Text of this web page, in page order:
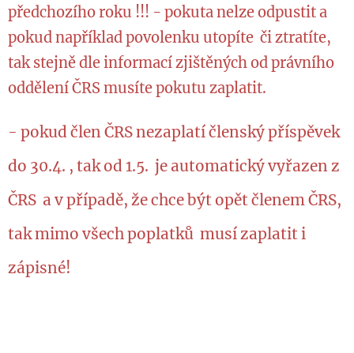
předchozího roku !!! - pokuta nelze odpustit a
pokud například povolenku utopíte či ztratíte,
tak stejně dle informací zjištěných od právního
oddělení ČRS musíte pokutu zaplatit.
- pokud člen ČRS nezaplatí členský příspěvek
do 30.4. , tak od 1.5. je automatický vyřazen z
ČRS a v případě, že chce být opět členem ČRS,
tak mimo všech poplatků musí zaplatit i
zápisné!